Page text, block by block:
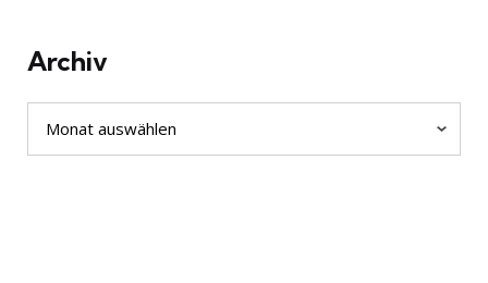
Archiv
Archiv